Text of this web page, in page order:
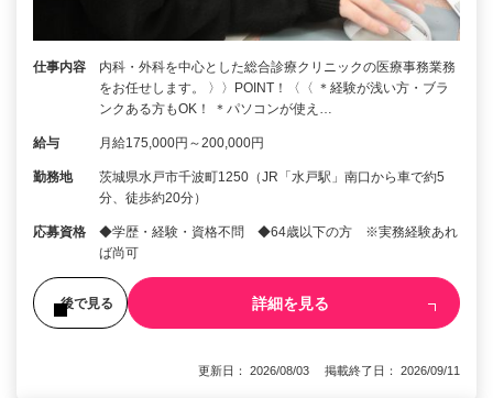
仕事内容
内科・外科を中心とした総合診療クリニックの医療事務業務
をお任せします。 〉〉POINT！〈〈 ＊経験が浅い方・ブラ
ンクある方もOK！ ＊パソコンが使え…
給与 月給175,000円～200,000円
勤務地
茨城県水戸市千波町1250（JR「水戸駅」南口から車で約5
分、徒歩約20分）
応募資格
◆学歴・経験・資格不問 ◆64歳以下の方 ※実務経験あれ
ば尚可
後で見る 詳細を見る
更新日： 2026/08/03 掲載終了日： 2026/09/11